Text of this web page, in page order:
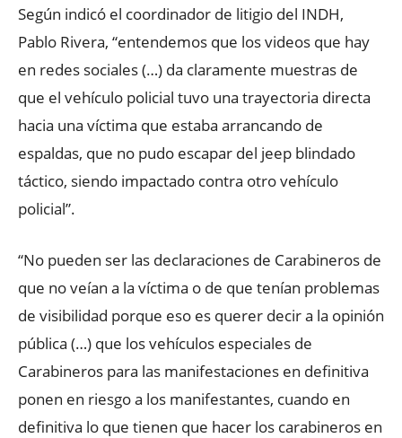
Según indicó el coordinador de litigio del INDH,
Pablo Rivera, “entendemos que los videos que hay
en redes sociales (…) da claramente muestras de
que el vehículo policial tuvo una trayectoria directa
hacia una víctima que estaba arrancando de
espaldas, que no pudo escapar del jeep blindado
táctico, siendo impactado contra otro vehículo
policial”.
“No pueden ser las declaraciones de Carabineros de
que no veían a la víctima o de que tenían problemas
de visibilidad porque eso es querer decir a la opinión
pública (…) que los vehículos especiales de
Carabineros para las manifestaciones en definitiva
ponen en riesgo a los manifestantes, cuando en
definitiva lo que tienen que hacer los carabineros en